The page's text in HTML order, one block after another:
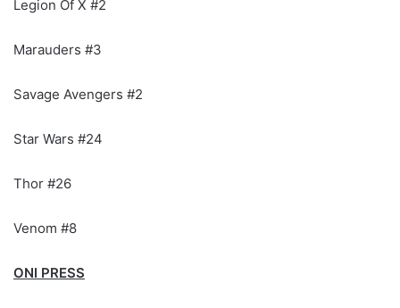
Legion Of X #2
Marauders #3
Savage Avengers #2
Star Wars #24
Thor #26
Venom #8
ONI PRESS